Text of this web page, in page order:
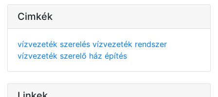
Cimkék
vízvezeték szerelés vízvezeték rendszer
vízvezeték szerelő ház építés